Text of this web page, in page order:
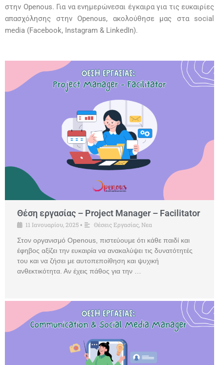
στην Openous. Για να ενημερώνεσαι έγκαιρα για τις ευκαιρίες
απασχόλησης στην Openous, ακολούθησε μας στα social
media (Facebook, Instagram & LinkedΙn).
Θέση εργασίας – Project Manager – Facilitator
11 Ιανουαρίου, 2025 • Θέσεις Εργασίας Νεα
Στον οργανισμό Openous, πιστεύουμε ότι κάθε παιδί και
έφηβος αξίζει την ευκαιρία να ανακαλύψει τις δυνατότητές
του και να ζήσει με αυτοπεποίθηση και ψυχική
ανθεκτικότητα. Αν έχεις πάθος για την …